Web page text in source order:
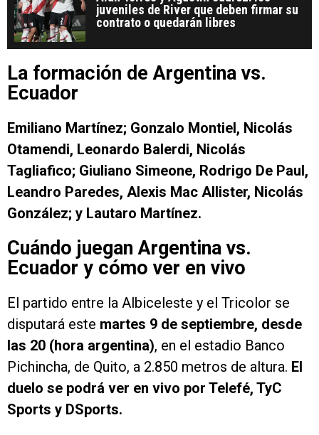
juveniles de River que deben firmar su
contrato o quedarán libres
La formación de Argentina vs.
Ecuador
Emiliano Martínez; Gonzalo Montiel, Nicolás
Otamendi, Leonardo Balerdi, Nicolás
Tagliafico; Giuliano Simeone, Rodrigo De Paul,
Leandro Paredes, Alexis Mac Allister, Nicolás
González; y Lautaro Martínez.
Cuándo juegan Argentina vs.
Ecuador y cómo ver en vivo
El partido entre la Albiceleste y el Tricolor se
disputará este martes 9 de septiembre, desde
las 20 (hora argentina), en el estadio Banco
Pichincha, de Quito, a 2.850 metros de altura. El
duelo se podrá ver en vivo por Telefé, TyC
Sports y DSports.